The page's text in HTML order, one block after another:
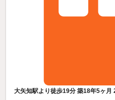
大矢知駅より徒歩19分 築18年5ヶ月